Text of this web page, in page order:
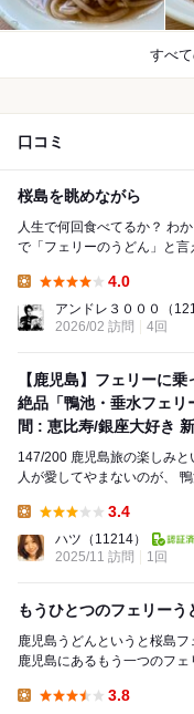
すべ
口コミ
桜島を眺めながら
人生で何回食べてるか？ わからない 垂水フェリーの「うどん」。 鹿児島
で「フェリーのうどん」と言えば 「桜島フェリー・やぶ金」
4.0
アンドレ３０００
（
2026/02 訪問
4回
【鹿児島】フェリーに
絶品「鴨池・垂水フェ
間 : 恵比寿/銀座大好き
147/200 鹿児島旅の楽しみといえば、色々なグルメがありますが、通な旅
人が愛してやまないのが、 鴨池・垂水フェリーの船上で食べる「南海う
3.4
ハツ （11214）
2025/11 訪問
1回
もうひとつのフェリーう
鹿児島うどんというと桜島フェリ
鹿児島にあるもう一つのフェリーうどん。 鹿児島
3.8